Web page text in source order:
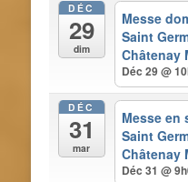
DÉC
29
dim
Messe
Saint
Châtenay
Déc 29 @
DÉC
31
mar
Messe en
Saint
Châtenay
Déc 31 @